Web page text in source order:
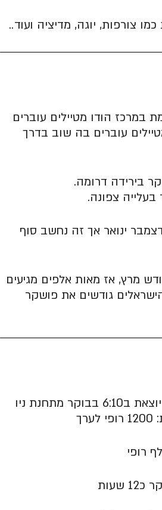
צורפות, יוגה, מדיציה ועוד..
במרכז הודו מטיילים עוברים
עוברים בה שוב בדרך
בירידה דרומה.
צפונה.
ינואר אך זה נחשב סוף
מרץ, אז מאות אלפים מגיעים
גודשים את פושקר
ניתן להגיע ברכבת מהירה מדלהי שיוצאת ב6:10 בבוקר מתחנת ניו